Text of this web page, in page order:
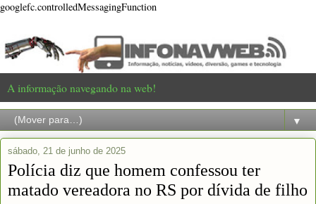
googlefc.controlledMessagingFunction
A informação navegando na web!
▼
sábado, 21 de junho de 2025
Polícia diz que homem confessou ter
matado vereadora no RS por dívida de filho